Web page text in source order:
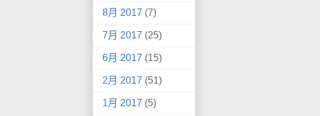
8月 2017 (7)
7月 2017 (25)
6月 2017 (15)
2月 2017 (51)
1月 2017 (5)